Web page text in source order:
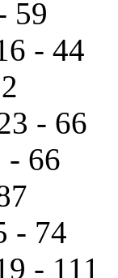
59
- 44
- 66
- 66
- 74
- 111